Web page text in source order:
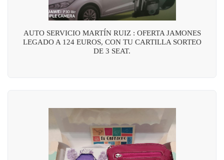
AUTO SERVICIO MARTÍN RUIZ : OFERTA JAMONES
LEGADO A 124 EUROS, CON TU CARTILLA SORTEO
DE 3 SEAT.